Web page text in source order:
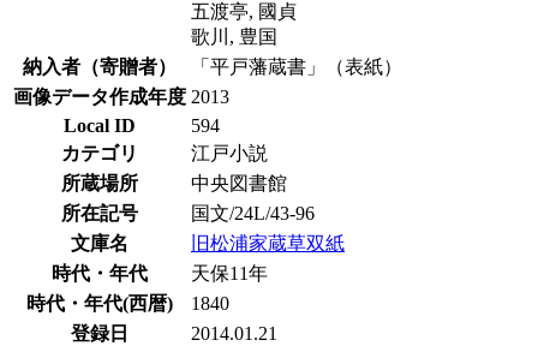
五渡亭, 國貞
歌川, 豊国
納入者（寄贈者）
「平戸藩蔵書」（表紙）
画像データ作成年度 2013
Local ID
594
カテゴリ
江戸小説
所蔵場所
中央図書館
所在記号
国文/24L/43-96
文庫名
旧松浦家蔵草双紙
時代・年代
天保11年
時代・年代(西暦)
1840
登録日
2014.01.21